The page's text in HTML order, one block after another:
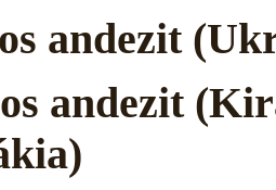
andezit
andezit